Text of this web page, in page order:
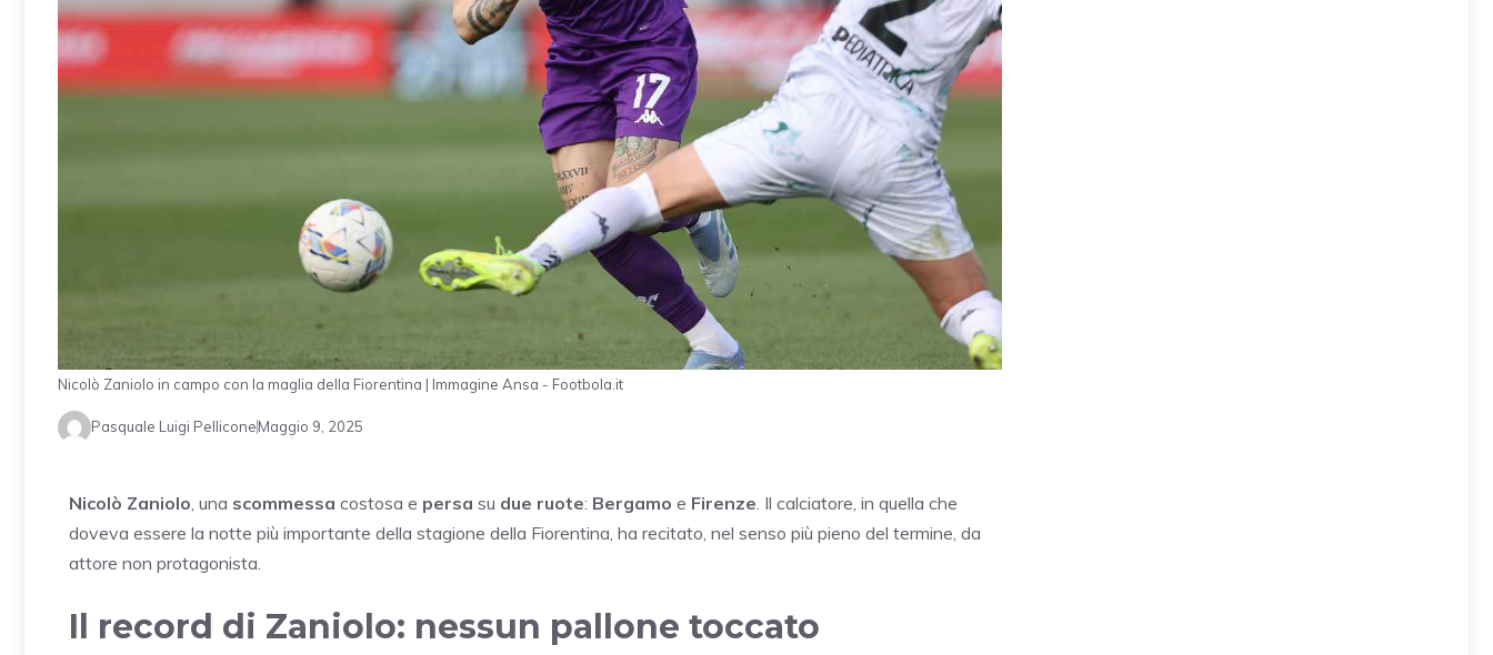
Nicolò Zaniolo in campo con la maglia della Fiorentina | Immagine Ansa - Footbola.it
Pasquale Luigi PelliconeMaggio 9, 2025
Nicolò Zaniolo , una scommessa costosa e persa su due ruote: Bergamo e Firenze . Il calciatore, in quella che
doveva essere la notte più importante della stagione della Fiorentina, ha recitato, nel senso più pieno del termine, da
attore non protagonista.
Il record di Zaniolo: nessun pallone toccato